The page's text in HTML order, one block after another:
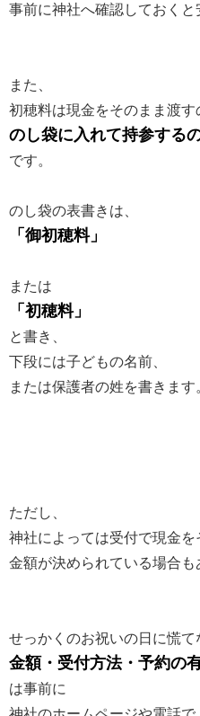
事前に神社へ確認しておくと
また、
初穂料は現金をそのまま渡す
のし袋に入れて持参する
です。
のし袋の表書きは、
「御初穂料」
または
「初穂料」
と書き、
下段には子どもの名前、
または保護者の姓を書きます
ただし、
神社によっては受付で現金を
金額が決められている場合も
せっかくのお祝いの日に慌て
金額・受付方法・予約の
は事前に
神社のホームページや電話で